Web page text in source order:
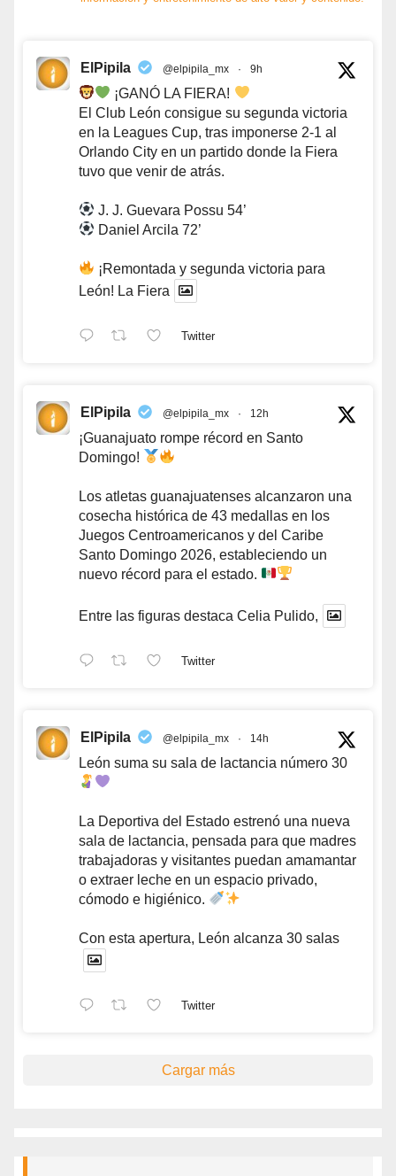
ElPipila @elpipila_mx · 9h
¡GANÓ LA FIERA!
El Club León consigue su segunda victoria
en la Leagues Cup, tras imponerse 2-1 al
Orlando City en un partido donde la Fiera
tuvo que venir de atrás.
J. J. Guevara Possu 54’
Daniel Arcila 72’
¡Remontada y segunda victoria para
León! La Fiera
Twitter
ElPipila @elpipila_mx · 12h
¡Guanajuato rompe récord en Santo
Domingo!
Los atletas guanajuatenses alcanzaron una
cosecha histórica de 43 medallas en los
Juegos Centroamericanos y del Caribe
Santo Domingo 2026, estableciendo un
nuevo récord para el estado.
Entre las figuras destaca Celia Pulido,
Twitter
ElPipila @elpipila_mx · 14h
León suma su sala de lactancia número 30
La Deportiva del Estado estrenó una nueva
sala de lactancia, pensada para que madres
trabajadoras y visitantes puedan amamantar
o extraer leche en un espacio privado,
cómodo e higiénico.
Con esta apertura, León alcanza 30 salas
Twitter
Cargar más